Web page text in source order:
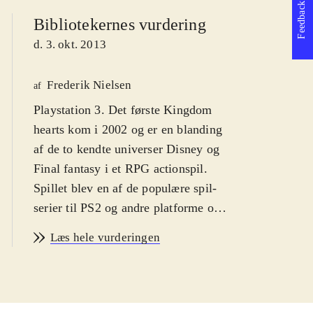
Bibliotekernes vurdering
d. 3. okt. 2013
af Frederik Nielsen
Playstation 3. Det første Kingdom
hearts kom i 2002 og er en blanding
af de to kendte universer Disney og
Final fantasy i et RPG actionspil.
Spillet blev en af de populære spil-
serier til PS2 og andre platforme og i
syv spil og det er oplagt, at de første
en PEGI: 12 og ikoner for vold.
Læs hele vurderingen
Feedback